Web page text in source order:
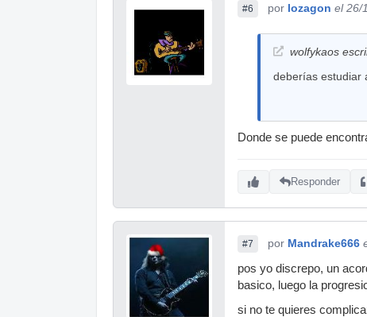
#6 por lozagon el 26/
wolfykaos
deberías estudiar
Donde se puede
Responder
#7 por Mandrake666
pos yo discrepo, un
basico, luego la
si no te quieres